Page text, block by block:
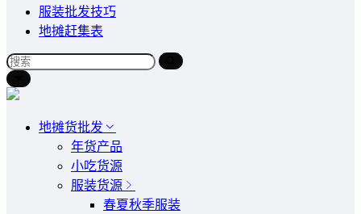
服装批发技巧
地摊赶集表
地摊货批发
年货产品
小吃货源
服装货源
春夏秋季服装